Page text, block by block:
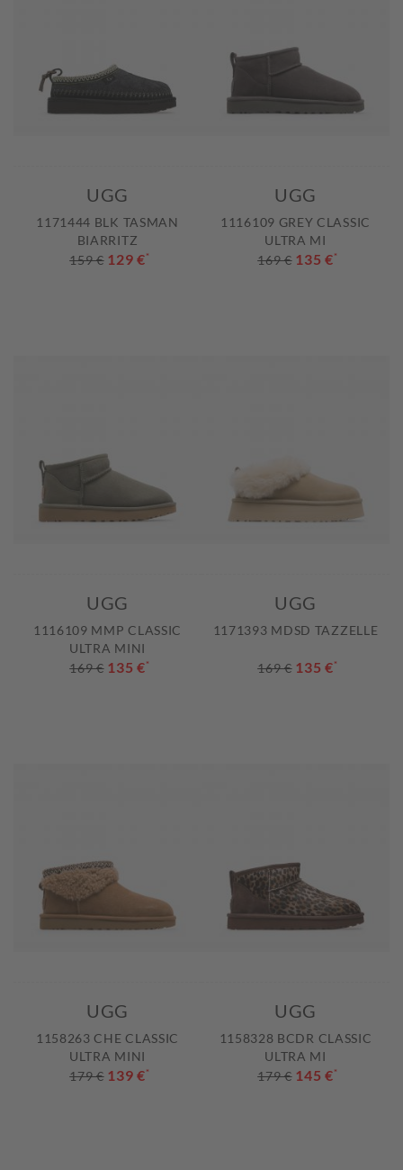
UGG
1171444 BLK TASMAN
BIARRITZ
159 € 129 €*
UGG
1116109 GREY CLASSIC
ULTRA MI
169 € 135 €*
UGG
1116109 MMP CLASSIC
ULTRA MINI
169 € 135 €*
UGG
1171393 MDSD TAZZELLE
169 € 135 €*
UGG
1158263 CHE CLASSIC
ULTRA MINI
179 € 139 €*
UGG
1158328 BCDR CLASSIC
ULTRA MI
179 € 145 €*